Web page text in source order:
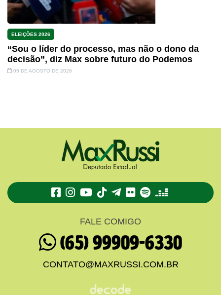
ELEIÇÕES 2026
“Sou o líder do processo, mas não o dono da
decisão”, diz Max sobre futuro do Podemos
05 DE AGOSTO DE 2026
TikTokTelegram
FlickrSpotifyDeezer
FALE COMIGO
(65) 99909-6330
CONTATO@MAXRUSSI.COM.BR